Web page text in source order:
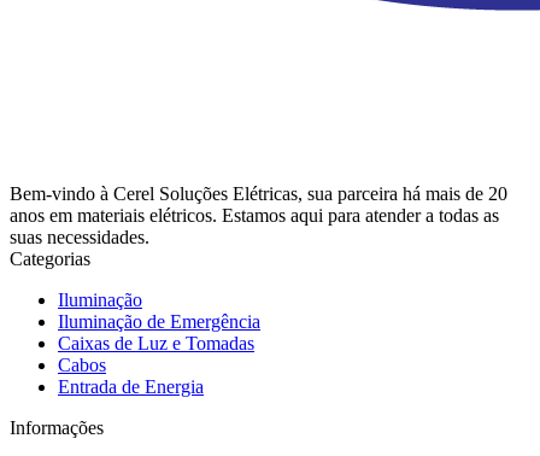
Bem-vindo à Cerel Soluções Elétricas, sua parceira há mais de 20
anos em materiais elétricos. Estamos aqui para atender a todas as
suas necessidades.
Categorias
Iluminação
Iluminação de Emergência
Caixas de Luz e Tomadas
Cabos
Entrada de Energia
Informações